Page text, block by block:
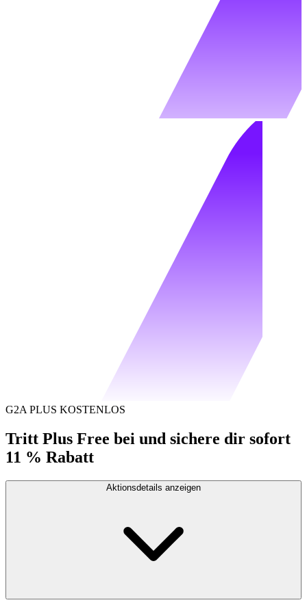
G2A PLUS KOSTENLOS
Tritt Plus Free bei und sichere dir sofort
11 % Rabatt
Aktionsdetails anzeigen